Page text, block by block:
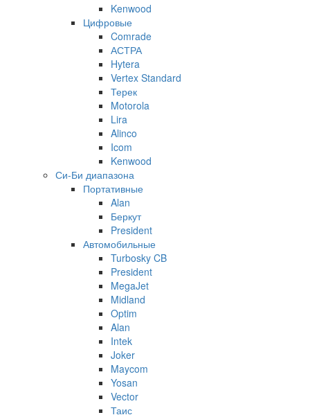
Kenwood
Цифровые
Comrade
АСТРА
Hytera
Vertex Standard
Терек
Motorola
Lira
Alinco
Icom
Kenwood
Си-Би диапазона
Портативные
Alan
Беркут
President
Автомобильные
Turbosky CB
President
MegaJet
Midland
Optim
Alan
Intek
Joker
Maycom
Yosan
Vector
Таис